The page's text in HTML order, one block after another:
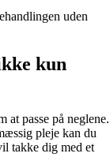
uden
kun
at passe på neglene.
pleje kan du
takke dig med et